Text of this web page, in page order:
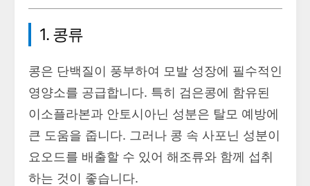
1. 콩류
콩은 단백질이 풍부하여 모발 성장에 필수적인
영양소를 공급합니다. 특히 검은콩에 함유된
이소플라본과 안토시아닌 성분은 탈모 예방에
큰 도움을 줍니다. 그러나 콩 속 사포닌 성분이
요오드를 배출할 수 있어 해조류와 함께 섭취
하는 것이 좋습니다.